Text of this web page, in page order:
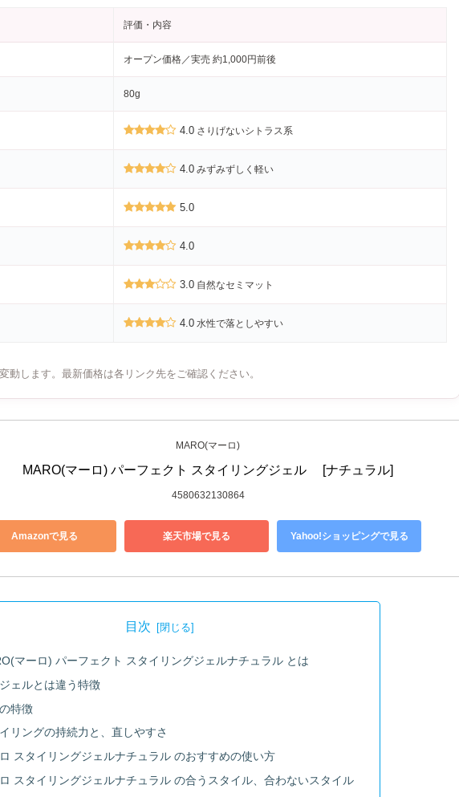
評価・内容
オープン価格／実売 約1,000円前後
80g
4.0 さりげないシトラス系
4.0 みずみずしく軽い
5.0
4.0
3.0 自然なセミマット
4.0 水性で落としやすい
動します。最新価格は各リンク先をご確認ください。
MARO(マーロ)
MARO(マーロ) パーフェクト スタイリングジェル　 [ナチュラル]
4580632130864
Amazonで見る 楽天市場で見る Yahoo!ショッピングで見る
目次
マーロ) パーフェクト スタイリングジェルナチュラル とは
ェルとは違う特徴
特徴
リングの持続力と、直しやすさ
スタイリングジェルナチュラル のおすすめの使い方
スタイリングジェルナチュラル の合うスタイル、合わないスタイル